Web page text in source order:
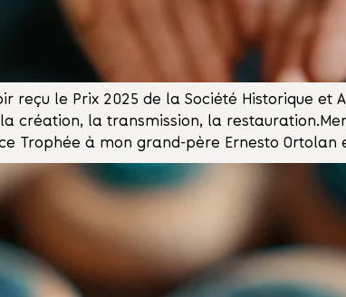
reçu le Prix 2025 de la Société Historique et
création, la transmission, la
Trophée à mon grand-père Ernesto Ortolan